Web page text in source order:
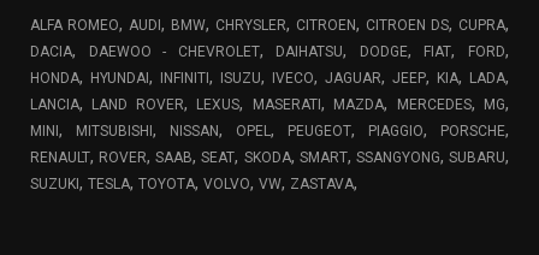
ALFA ROMEO, AUDI , BMW, CHRYSLER, CITROEN, CITROEN DS, CUPRA,
DACIA, DAEWOO - CHEVROLET, DAIHATSU, DODGE, FIAT, FORD,
HONDA, HYUNDAI , INFINITI , ISUZU, IVECO, JAGUAR, JEEP, KIA, LADA,
LANCIA, LAND ROVER, LEXUS, MASERATI , MAZDA, MERCEDES, MG,
MINI , MITSUBISHI , NISSAN, OPEL, PEUGEOT, PIAGGIO, PORSCHE,
RENAULT, ROVER,SAAB,SEAT, SKODA, SMART, SSANGYONG,SUBARU,
SUZUKI , TESLA, TOYOTA, VOLVO, VW, ZASTAVA,